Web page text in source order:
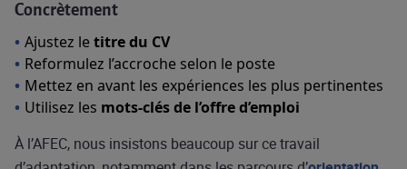
Concrètement
Ajustez letitre du CV
Reformulez l’accroche selon le poste
Mettez en avant les expériences les plus pertinentes
Utilisez les mots-clés de l’offre d’emploi
À l’AFEC, nous insistons beaucoup sur ce travail